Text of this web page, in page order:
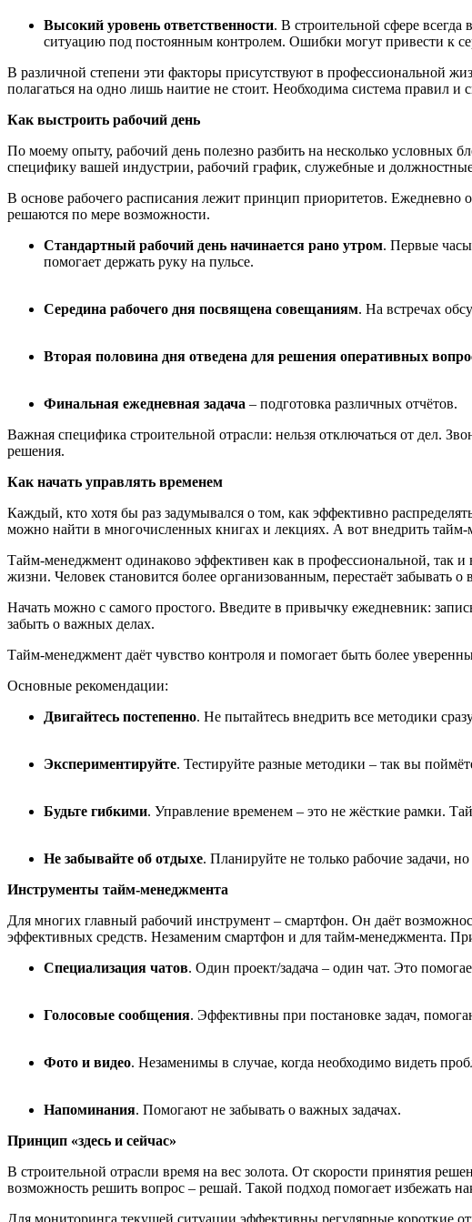
Высокий уровень ответственности. В строительной сфере
ситуацию под постоянным контролем. Ошибки могут привести к
В различной степени эти факторы присутствуют в профессиональной
полагаться на одно лишь наитие не стоит. Необходима система правил и
Как выстроить рабочий день
По моему опыту, рабочий день полезно разбить на несколько условных
специфику вашей индустрии, рабочий график, служебные и
В основе рабочего расписания лежит принцип приоритетов. Ежедневно
решаются по мере возможности.
Стандартный рабочий день начинается рано утром. Первые
помогает держать руку на пульсе.
Середина рабочего дня посвящена совещаниям. На встречах
Вторая половина дня отведена для решения оперативных
Финальная ежедневная задача – подготовка различных отчётов.
Важная специфика строительной отрасли: нельзя отключаться от дел.
решения.
Как начать управлять временем
Каждый, кто хотя бы раз задумывался о том, как эффективно
можно найти в многочисленных книгах и лекциях. А вот внедрить
Тайм-менеджмент одинаково эффективен как в профессиональной, так
жизни. Человек становится более организованным, перестаёт забывать о
Начать можно с самого простого. Введите в привычку ежедневник:
забыть о важных делах.
Тайм-менеджмент даёт чувство контроля и помогает быть более
Основные рекомендации:
Двигайтесь постепенно. Не пытайтесь внедрить все методики
Экспериментируйте. Тестируйте разные методики – так вы
Будьте гибкими. Управление временем – это не жёсткие рамки.
Не забывайте об отдыхе. Планируйте не только рабочие задачи,
Инструменты тайм-менеджмента
Для многих главный рабочий инструмент – смартфон. Он даёт
эффективных средств. Незаменим смартфон и для тайм-менеджмента.
Специализация чатов. Один проект/задача – один чат. Это
Голосовые сообщения. Эффективны при постановке задач,
Фото и видео. Незаменимы в случае, когда необходимо видеть
Напоминания. Помогают не забывать о важных задачах.
Принцип «здесь и сейчас»
В строительной отрасли время на вес золота. От скорости принятия
возможность решить вопрос – решай. Такой подход помогает избежать
Для мониторинга текущей ситуации эффективны регулярные короткие